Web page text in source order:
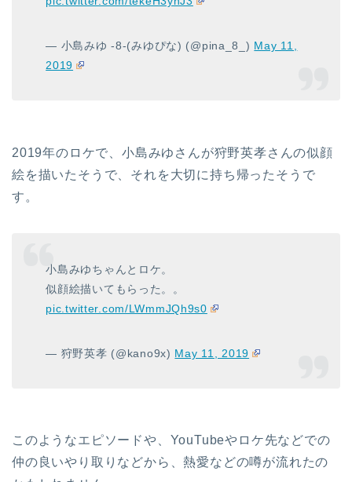
— 小島みゆ -8-(みゆぴな) (@pina_8_) May 11,
2019
2019年のロケで、小島みゆさんが狩野英孝さんの似顔
絵を描いたそうで、それを大切に持ち帰ったそうで
す。
小島みゆちゃんとロケ。
似顔絵描いてもらった。。
pic.twitter.com/LWmmJQh9s0
— 狩野英孝 (@kano9x) May 11, 2019
このようなエピソードや、YouTubeやロケ先などでの
仲の良いやり取りなどから、熱愛などの噂が流れたの